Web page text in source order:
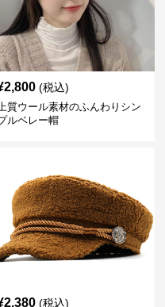
2,800 (税込)
質ウール素材のふんわりシン
ルベレー帽
2,380 (税込)